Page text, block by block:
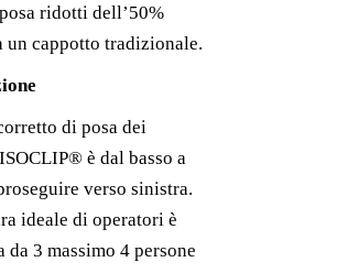
ridotti dell’50%
un cappotto tradizionale.
di posa dei
è dal basso a
verso sinistra.
ideale di operatori è
da 3 massimo 4 persone